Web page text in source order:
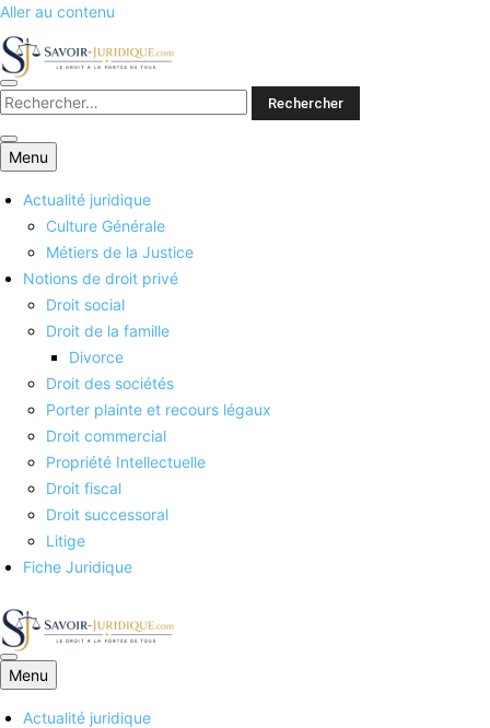
Aller au contenu
Savoirs juridiques
Menu
Actualité juridique
Culture Générale
Métiers de la Justice
Notions de droit privé
Droit social
Droit de la famille
Divorce
Droit des sociétés
Porter plainte et recours légaux
Droit commercial
Propriété Intellectuelle
Droit fiscal
Droit successoral
Litige
Fiche Juridique
Savoirs juridiques
Menu
Actualité juridique